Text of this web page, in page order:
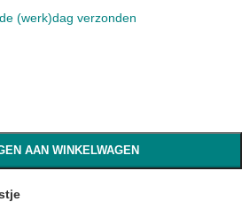
(werk)dag verzonden
AAN WINKELWAGEN